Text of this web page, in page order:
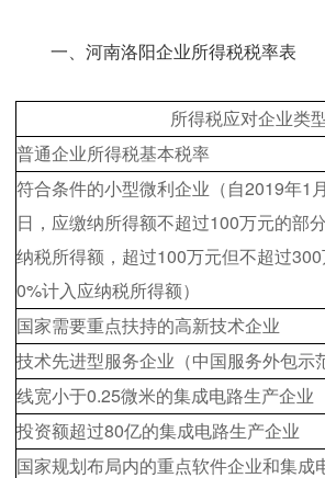
一、河南洛阳企业所得税税率表
所得税应对企业类
普通企业所得税基本税率
符合条件的小型微利企业（自2019年1 月
日，应缴纳所得额不超过100万元的部
纳税所得额，超过100万元但不超过300
0%计入应纳税所得额）
国家需要重点扶持的高新技术企业
技术先进型服务企业（中国服务外包示
线宽小于0.25微米的集成电路生产企业
投资额超过80亿的集成电路生产企业
国家规划布局内的重点软件企业和集成